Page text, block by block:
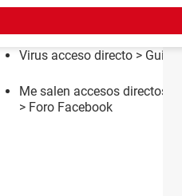
Virus acceso directo > Guide
Me salen accesos directos
> Foro Facebook